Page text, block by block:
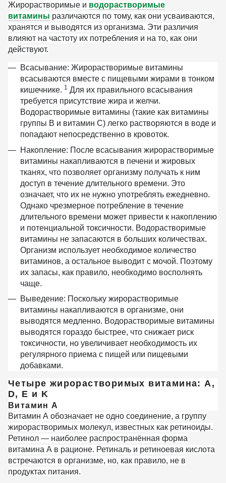
Жирорастворимые и водорастворимые
витамины различаются по тому, как они усваиваются,
хранятся и выводятся из организма. Эти различия
влияют на частоту их потребления и на то, как они
действуют.
Всасывание: Жирорастворимые витамины
всасываются вместе с пищевыми жирами в тонком
кишечнике. 1 Для их правильного всасывания
требуется присутствие жира и желчи.
Водорастворимые витамины (такие как витамины
группы B и витамин C) легко растворяются в воде и
попадают непосредственно в кровоток.
Накопление: После всасывания жирорастворимые
витамины накапливаются в печени и жировых
тканях, что позволяет организму получать к ним
доступ в течение длительного времени. Это
означает, что их не нужно употреблять ежедневно.
Однако чрезмерное потребление в течение
длительного времени может привести к накоплению
и потенциальной токсичности. Водорастворимые
витамины не запасаются в больших количествах.
Организм использует необходимое количество
витаминов, а остальное выводит с мочой. Поэтому
их запасы, как правило, необходимо восполнять
чаще.
Выведение: Поскольку жирорастворимые
витамины накапливаются в организме, они
выводятся медленно. Водорастворимые витамины
выводятся гораздо быстрее, что снижает риск
токсичности, но увеличивает необходимость их
регулярного приема с пищей или пищевыми
добавками.
Четыре жирорастворимых витамина: A,
D, E и K
Витамин А
Витамин А обозначает не одно соединение, а группу
жирорастворимых молекул, известных как ретиноиды.
Ретинол — наиболее распространённая форма
витамина А в рационе. Ретиналь и ретиноевая кислота
встречаются в организме, но, как правило, не в
продуктах питания.